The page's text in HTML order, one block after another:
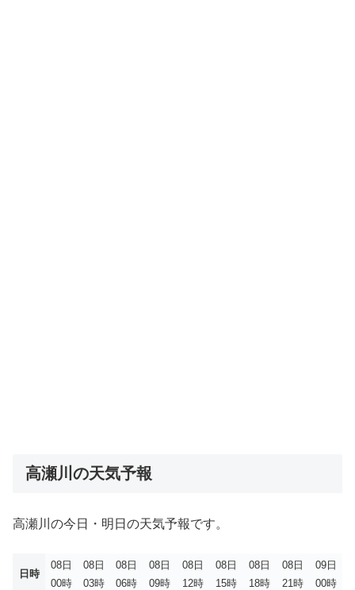
高瀬川の天気予報
高瀬川の今日・明日の天気予報です。
日時
08日
00時
08日
03時
08日
06時
08日
09時
08日
12時
08日
15時
08日
18時
08日
21時
09日
00時